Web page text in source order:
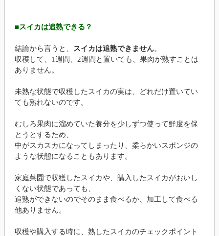
■スイカは追熟できる？
結論から言うと、 スイカは追熟できません。
収穫して、1週間、2週間と置いても、果肉が熟すことは
ありません。
未熟な状態で収穫したスイカの実は、どれだけ置いてい
ても熟れないのです。
むしろ果肉に溜めていた養分を少しずつ使って鮮度を保
とうとするため、
中がスカスカになってしまったり、柔らかいスポンジの
ような状態になることもあります。
家庭菜園で収穫したスイカや、購入したスイカがおいし
くない状態であっても、
追熟ができないのでそのまま食べるか、加工して食べる
他ありません。
収穫や購入する時に、熟したスイカのチェックポイント